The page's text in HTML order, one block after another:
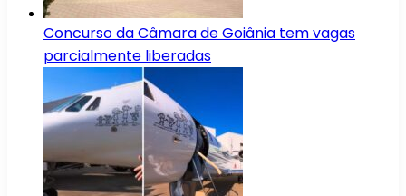
Concurso da Câmara de Goiânia tem vagas
parcialmente liberadas